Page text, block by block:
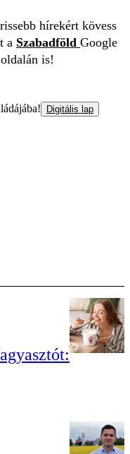
hírekért kövess
a Szabadföld Google
is!
Digitális lap